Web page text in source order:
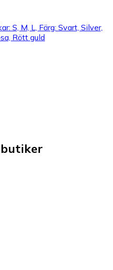
S, M, L, Färg: Svart, Silver,
Rött guld